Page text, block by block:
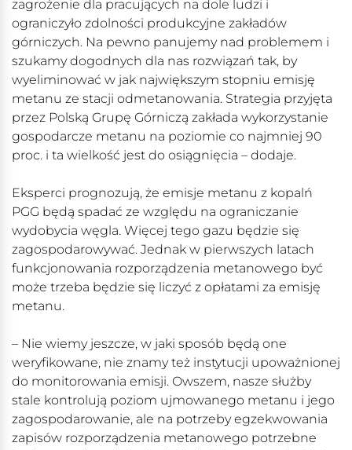
zagrożenie dla pracujących na dole ludzi i
ograniczyło zdolności produkcyjne zakładów
górniczych. Na pewno panujemy nad problemem i
szukamy dogodnych dla nas rozwiązań tak, by
wyeliminować w jak największym stopniu emisję
metanu ze stacji odmetanowania. Strategia przyjęta
przez Polską Grupę Górniczą zakłada wykorzystanie
gospodarcze metanu na poziomie co najmniej 90
proc. i ta wielkość jest do osiągnięcia – dodaje.
Eksperci prognozują, że emisje metanu z kopalń
PGG będą spadać ze względu na ograniczanie
wydobycia węgla. Więcej tego gazu będzie się
zagospodarowywać. Jednak w pierwszych latach
funkcjonowania rozporządzenia metanowego być
może trzeba będzie się liczyć z opłatami za emisję
metanu.
– Nie wiemy jeszcze, w jaki sposób będą one
weryfikowane, nie znamy też instytucji upoważnionej
do monitorowania emisji. Owszem, nasze służby
stale kontrolują poziom ujmowanego metanu i jego
zagospodarowanie, ale na potrzeby egzekwowania
zapisów rozporządzenia metanowego potrzebne